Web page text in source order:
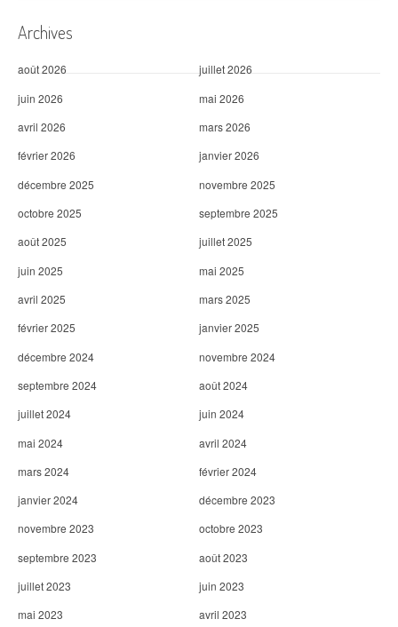
Archives
août 2026
juillet 2026
juin 2026
mai 2026
avril 2026
mars 2026
février 2026
janvier 2026
décembre 2025
novembre 2025
octobre 2025
septembre 2025
août 2025
juillet 2025
juin 2025
mai 2025
avril 2025
mars 2025
février 2025
janvier 2025
décembre 2024
novembre 2024
septembre 2024
août 2024
juillet 2024
juin 2024
mai 2024
avril 2024
mars 2024
février 2024
janvier 2024
décembre 2023
novembre 2023
octobre 2023
septembre 2023
août 2023
juillet 2023
juin 2023
mai 2023
avril 2023